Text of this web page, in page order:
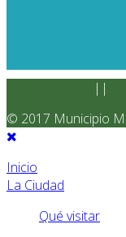
||
© 2017 Municipio
Inicio
La Ciudad
Qué visitar